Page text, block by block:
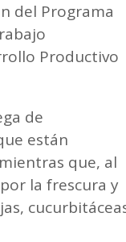
del Programa
Productivo
de
están
que, al
la frescura y